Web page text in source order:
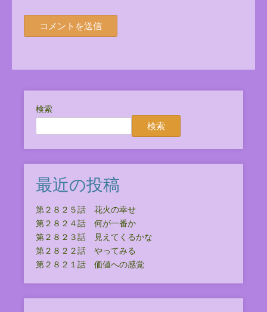
検索
検索
最近の投稿
第２８２５話 花火の幸せ
第２８２４話 何が一番か
第２８２３話 見えてくるかな
第２８２２話 やってみる
第２８２１話 価値への感覚